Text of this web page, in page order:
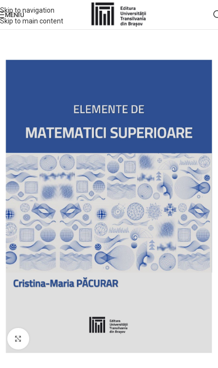
Skip to navigation
Skip to main content
MENIU
Click pentru a mări